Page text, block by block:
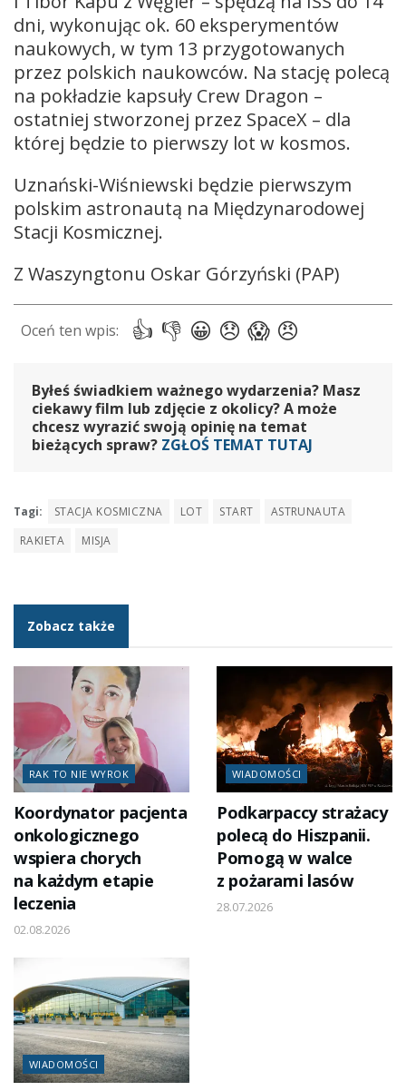
dni, wykonując ok. 60 eksperymentów
naukowych, w tym 13 przygotowanych
przez polskich naukowców. Na stację polecą
na pokładzie kapsuły Crew Dragon –
ostatniej stworzonej przez SpaceX – dla
której będzie to pierwszy lot w kosmos.
Uznański-Wiśniewski będzie pierwszym
polskim astronautą na Międzynarodowej
Stacji Kosmicznej.
Z Waszyngtonu Oskar Górzyński (PAP)
Byłeś świadkiem ważnego wydarzenia? Masz
ciekawy film lub zdjęcie z okolicy? A może
chcesz wyrazić swoją opinię na temat
bieżących spraw? ZGŁOŚ TEMAT TUTAJ
Tagi: STACJA KOSMICZNA LOT START
ASTRUNAUTA
RAKIETA
MISJA
Zobacz także
RAK TO NIE WYROK
Koordynator pacjenta
onkologicznego
wspiera chorych
na każdym etapie
leczenia
02.08.2026
WIADOMOŚCI
Podkarpaccy strażacy
polecą do Hiszpanii.
Pomogą w walce
z pożarami lasów
28.07.2026
WIADOMOŚCI